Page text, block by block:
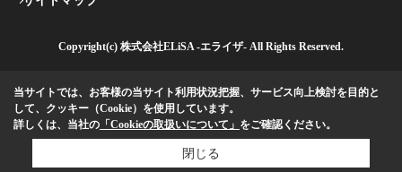
Copyright(c) 株式会社ELiSA -エライザ- All Rights Reserved.
当サイトでは、お客様の当サイト利用状況把握、サービス向上検討を目的と
して、クッキー（Cookie）を使用しています。
詳しくは、当社の 「Cookieの取扱いについて」 をご確認ください。
閉じる